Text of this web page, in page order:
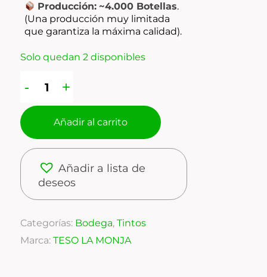
Producción: ~4.000 Botellas.
(Una producción muy limitada
que garantiza la máxima calidad).
Solo quedan 2 disponibles
Añadir al carrito
Añadir a lista de
deseos
Categorías: Bodega, Tintos
Marca: TESO LA MONJA